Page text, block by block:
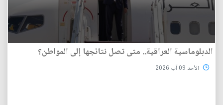
الدبلوماسية العراقية.. متى تصل نتائجها إلى المواطن؟
الأحد 09 آب 2026